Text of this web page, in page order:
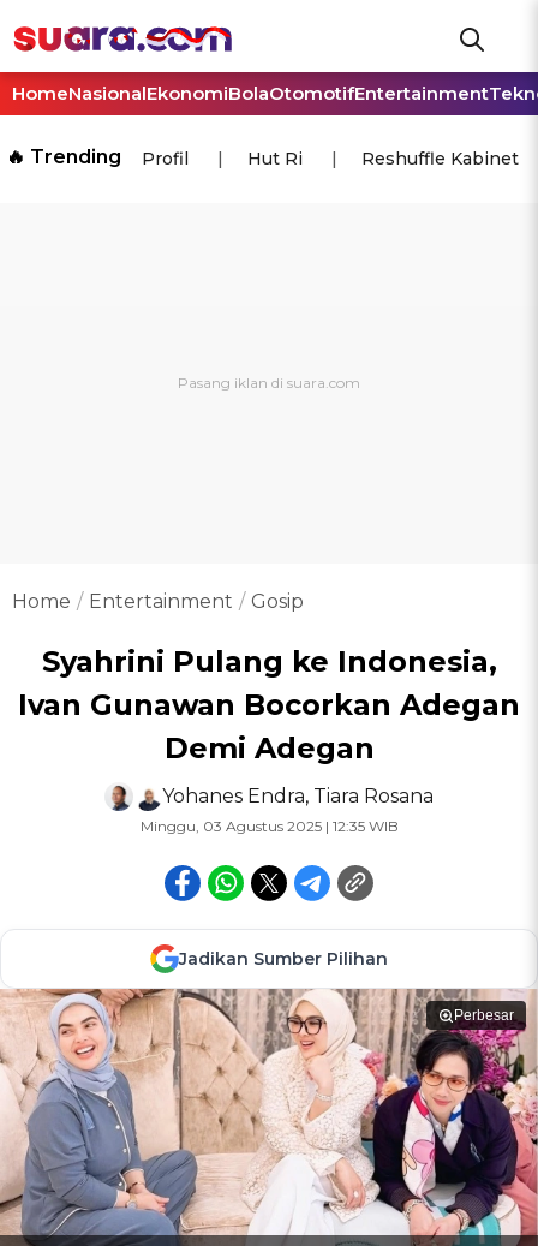
HomeNasionalEkonomiBolaOtomotifEntertainment
🔥 Trending Profil Hut Ri Reshuffle Kabinet
Home Entertainment Gosip
Syahrini Pulang ke Indonesia,
Ivan Gunawan Bocorkan Adegan
Demi Adegan
Yohanes Endra, Tiara Rosana
Minggu, 03 Agustus 2025 | 12:35 WIB
Jadikan Sumber Pilihan
Perbesar